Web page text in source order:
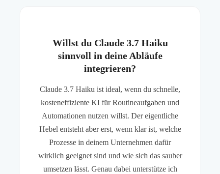
Willst du Claude 3.7 Haiku
sinnvoll in deine Abläufe
integrieren?
Claude 3.7 Haiku ist ideal, wenn du schnelle,
kosteneffiziente KI für Routineaufgaben und
Automationen nutzen willst. Der eigentliche
Hebel entsteht aber erst, wenn klar ist, welche
Prozesse in deinem Unternehmen dafür
wirklich geeignet sind und wie sich das sauber
umsetzen lässt. Genau dabei unterstütze ich